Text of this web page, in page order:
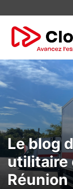
Le blog
utilitaire
Réunion